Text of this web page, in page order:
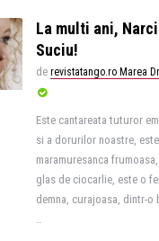
La multi ani,
Suciu!
de revistatango.ro Marea
Este cantareata tuturor
si a dorurilor noastre, este
maramuresanca
glas de ciocarlie, este o
demna, curajoasa, dintr-o
..